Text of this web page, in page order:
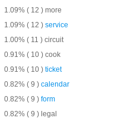
1.09% ( 12 ) more
1.09% ( 12 ) service
1.00% ( 11 ) circuit
0.91% ( 10 ) cook
0.91% ( 10 ) ticket
0.82% ( 9 ) calendar
0.82% ( 9 ) form
0.82% ( 9 ) legal